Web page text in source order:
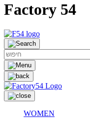
Factory 54
WOMEN